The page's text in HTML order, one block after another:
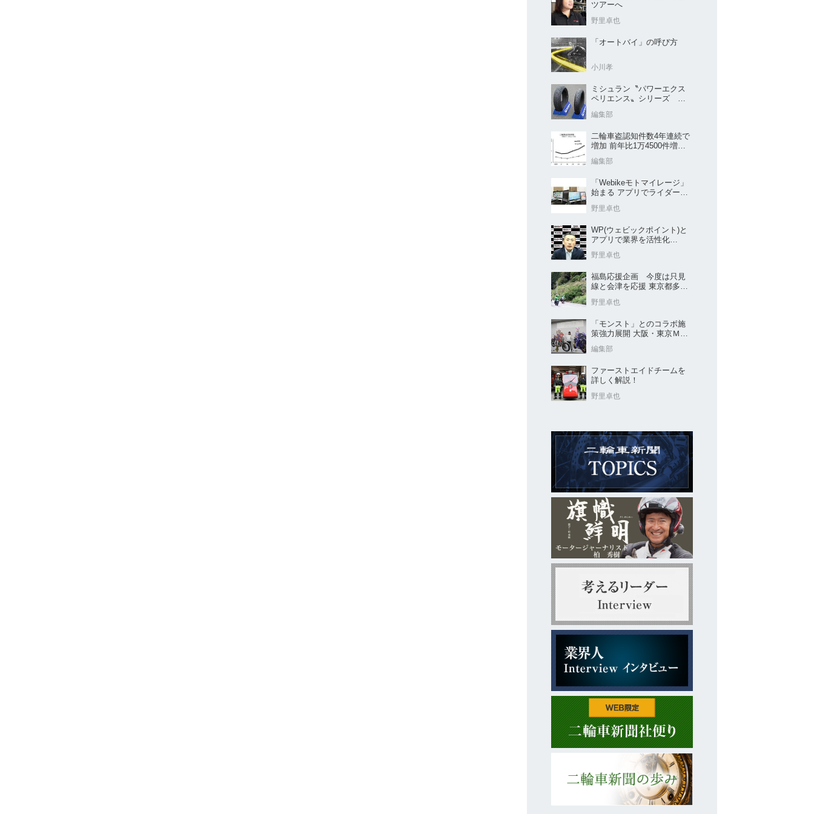
ツアーへ
野里卓也
「オートバイ」の呼び方
小川孝
ミシュラン〝パワーエクス
ペリエンス〟シリーズ
売
編集部
二輪車盗認知件数4年連続で
増加 前年比1万4500件増／
編集部
「Webikeモトマイレージ」
始まる アプリでライダーと
野里卓也
WP(ウェビックポイント)と
アプリで業界を活性化
野里卓也
福島応援企画 今度は只見
線と会津を応援 東京都多摩
野里卓也
「モンスト」とのコラボ施
策強力展開 大阪・東京ＭＣ
編集部
ファーストエイドチームを
詳しく解説！
野里卓也